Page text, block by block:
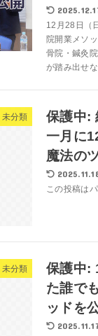
12月28日（
院開業メソ
骨院・鍼灸
が踏み出せな
未分類
保護中:
一月に
魔法の
この投稿は
未分類
保護中:
た誰で
ッドを